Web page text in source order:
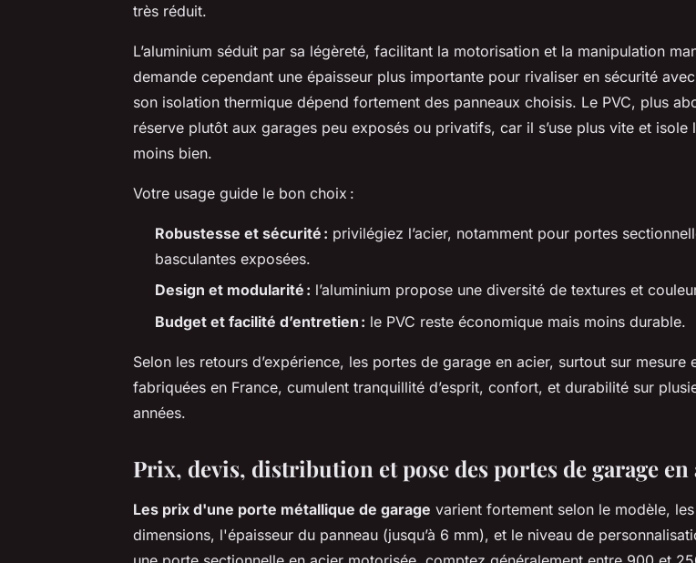
très réduit.
L’aluminium séduit par sa légèreté, facilitant la motorisation et la manipulation
demande cependant une épaisseur plus importante pour rivaliser en sécurité avec
son isolation thermique dépend fortement des panneaux choisis. Le PVC, plus
réserve plutôt aux garages peu exposés ou privatifs, car il s’use plus vite et isole
moins bien.
Votre usage guide le bon choix :
Robustesse et sécurité : privilégiez l’acier, notamment pour portes
basculantes exposées.
Design et modularité : l’aluminium propose une diversité de textures et
Budget et facilité d’entretien : le PVC reste économique mais moins durable.
Selon les retours d’expérience, les portes de garage en acier, surtout sur mesure
fabriquées en France, cumulent tranquillité d’esprit, confort, et durabilité sur
années.
Prix, devis, distribution et pose des portes de garage en
Les prix d'une porte métallique de garage varient fortement selon le modèle, les
dimensions, l'épaisseur du panneau (jusqu’à 6 mm), et le niveau de